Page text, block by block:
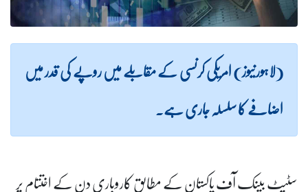
(لاہورنیوز) امریکی کرنسی کے مقابلے میں روپے کی قدر میں
اضافے کا سلسلہ جاری ہے۔
سٹیٹ بینک آف پاکستان کے مطابق کاروباری دن کے اختتام پر